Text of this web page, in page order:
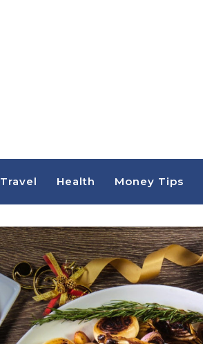
Travel Health Money Tips